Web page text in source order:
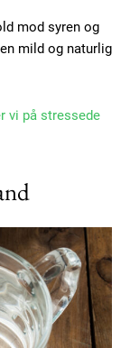
mod syren og
mild og naturlig
vi på stressede